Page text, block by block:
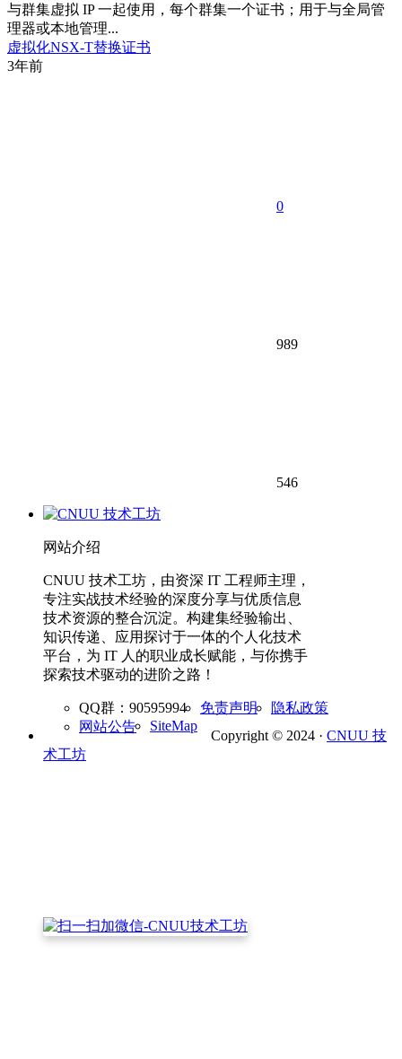
与群集虚拟 IP 一起使用，每个群集一个证书；用于与全局管
理器或本地管理...
虚拟化NSX-T替换证书
3年前
0
989
546
网站介绍
CNUU 技术工坊，由资深 IT 工程师主理，
专注实战技术经验的深度分享与优质信息
技术资源的整合沉淀。构建集经验输出、
知识传递、应用探讨于一体的个人化技术
平台，为 IT 人的职业成长赋能，与你携手
探索技术驱动的进阶之路！
QQ群：90595994 免责声明
隐私政策
网站公告
SiteMap
Copyright © 2024 · CNUU 技
术工坊